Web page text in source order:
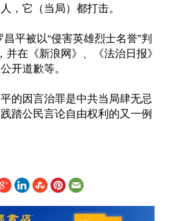
，它（当局）都打击。
平被以“侵害英雄烈士名誉”判
并在《新浪网》、《法治日报》
开道歉等。
的因言治罪是中共当局肆无忌
踏公民言论自由权利的又一例